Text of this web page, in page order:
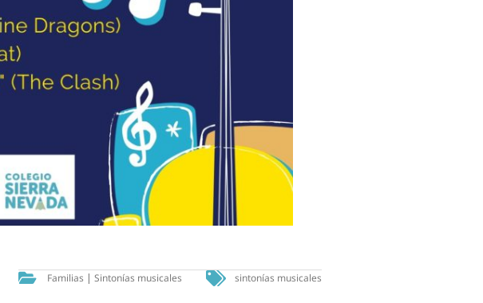
Familias | Sintonías musicales sintonías musicales